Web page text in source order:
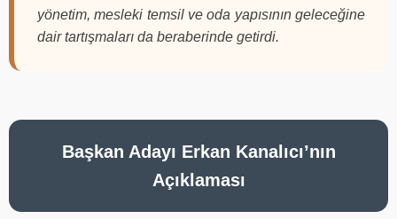
yönetim, mesleki temsil ve oda yapısının geleceğine
dair tartışmaları da beraberinde getirdi.
Başkan Adayı Erkan Kanalıcı’nın
Açıklaması